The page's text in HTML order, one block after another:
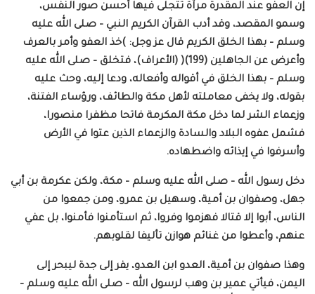
إن العفو عند المقدرة مرآة تتجلى فيها أحسن صور النفس،
وسمو المقصد، وقد أدب القرآن الكريم النبي – صلى الله عليه
وسلم – بهذا الخلق الكريم قال عز وجل: )خذ العفو وأمر بالعرف
وأعرض عن الجاهلين (199)( (الأعراف)، فتخلق – صلى الله عليه
وسلم – بهذا الخلق في أقواله وأفعاله، ودعا إليه، وحث عليه
بقوله، ولا يخفى معاملته لأهل مكة والطائف، ورؤساء الفتنة،
وزعماء الشر لما دخل مكة المكرمة فاتحا مظفرا منصورا،
فشمل عفوه البلاد والسادة والزعماء الذين عتوا في الأرض
وأسرفوا في إيذائه واضطهاده.
دخل رسول الله – صلى الله عليه وسلم – مكة، ولكن عكرمة بن أبي
جهل، وصفوان بن أمية، وسهيل بن عمرو، ومن جمعوا من
الناس، أبوا إلا قتالا فهزموا وفروا، ثم استأمنوا فأمنوا، بل عفي
عنهم، وأعطوا من غنائم هوازن تأليفا لقلوبهم.
وهذا صفوان بن أمية، العدو ابن العدو، يفر إلى جدة ليبحر إلى
اليمن، فيأتي عمير بن وهب لرسول الله – صلى الله عليه وسلم –